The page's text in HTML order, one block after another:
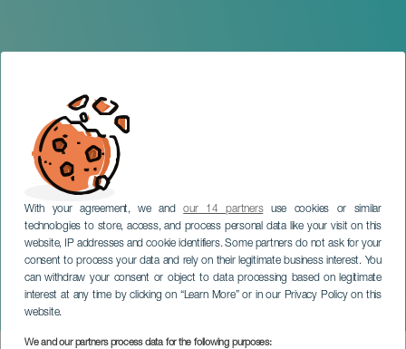
With your agreement, we andour 14 partnersuse cookies or similar
technologies to store, access, and process personal data like your visit on this
website, IP addresses and cookie identifiers. Some partners do not ask for your
consent to process your data and rely on their legitimate business interest. You
can withdraw your consent or object to data processing based on legitimate
interest at any time by clicking on “Learn More” or in our Privacy Policy on this
website.
We and our partners process data for the following purposes:
University Santo
GRAN CANARIA